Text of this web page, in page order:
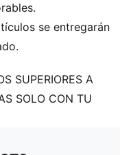
se entregarán
SUPERIORES A
SOLO CON TU